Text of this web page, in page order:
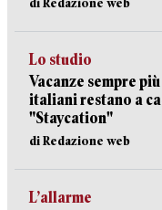
Lo studio
Vacanze sempre
italiani restano a
"Staycation"
di Redazione web
L’allarme